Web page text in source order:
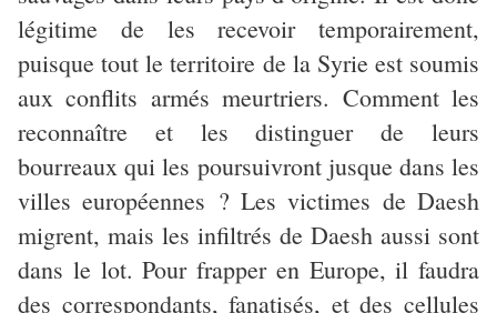
légitime de les recevoir temporairement,
puisque tout le territoire de la Syrie est soumis
aux conflits armés meurtriers. Comment les
reconnaître et les distinguer de leurs
bourreaux qui les poursuivront jusque dans les
villes européennes ? Les victimes de Daesh
migrent, mais les infiltrés de Daesh aussi sont
dans le lot. Pour frapper en Europe, il faudra
des correspondants, fanatisés, et des cellules